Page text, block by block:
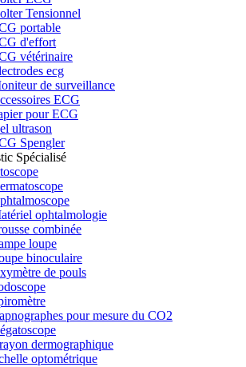
Tensionnel
portable
d'effort
vétérinaire
ecg
de surveillance
ECG
pour ECG
ultrason
Spengler
Spécialisé
ophtalmologie
combinée
loupe
binoculaire
de pouls
pour mesure du CO2
dermographique
optométrique